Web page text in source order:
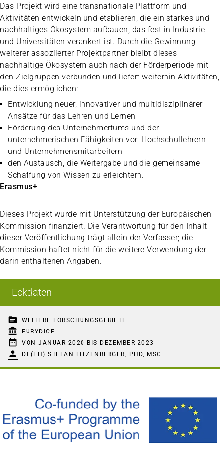
Das Projekt wird eine transnationale Plattform und
Aktivitäten entwickeln und etablieren, die ein starkes und
nachhaltiges Ökosystem aufbauen, das fest in Industrie
und Universitäten verankert ist. Durch die Gewinnung
weiterer assoziierter Projektpartner bleibt dieses
nachhaltige Ökosystem auch nach der Förderperiode mit
den Zielgruppen verbunden und liefert weiterhin Aktivitäten,
die dies ermöglichen:
Entwicklung neuer, innovativer und multidisziplinärer
Ansätze für das Lehren und Lernen
Förderung des Unternehmertums und der
unternehmerischen Fähigkeiten von Hochschullehrern
und Unternehmensmitarbeitern
den Austausch, die Weitergabe und die gemeinsame
Schaffung von Wissen zu erleichtern.
Erasmus+
Dieses Projekt wurde mit Unterstützung der Europäischen
Kommission finanziert. Die Verantwortung für den Inhalt
dieser Veröffentlichung trägt allein der Verfasser; die
Kommission haftet nicht für die weitere Verwendung der
darin enthaltenen Angaben.
Eckdaten
topic WEITERE FORSCHUNGSGEBIETE
account_balance EURYDICE
date_range VON JANUAR 2020 BIS DEZEMBER 2023
person DI (FH) STEFAN LITZENBERGER, PHD, MSC